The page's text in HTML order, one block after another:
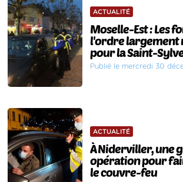
ACTUALITÉ
Moselle-Est : Les
l'ordre largement
pour la Saint-
Publié le mercredi 30
ACTUALITÉ
À Niderviller, une
opération pour
le couvre-feu